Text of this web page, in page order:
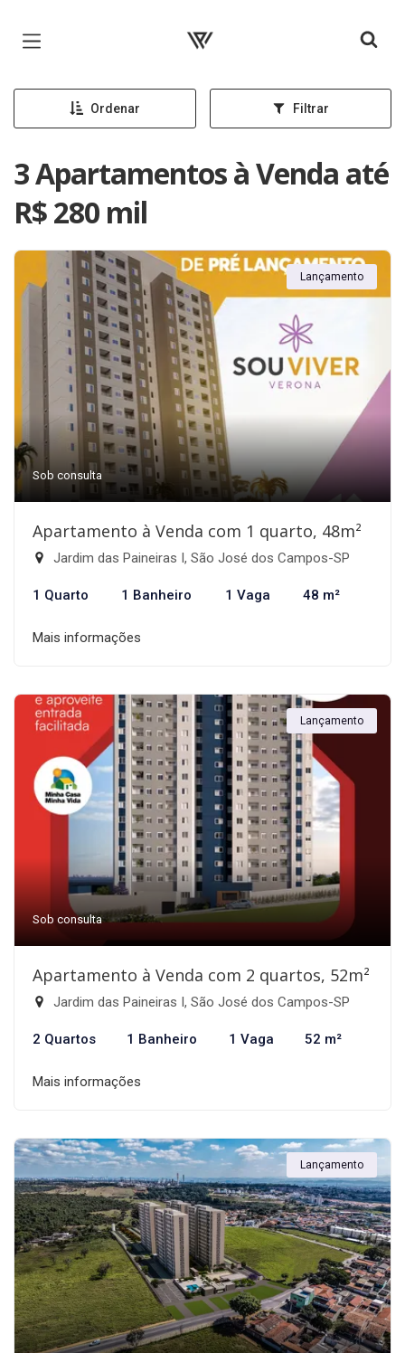
Página inicial
Ordenar Filtrar
3 Apartamentos à Venda até
R$ 280 mil
Lançamento
Sob consulta
Apartamento à Venda com 1 quarto, 48m²
Jardim das Paineiras I, São José dos Campos-SP
1 Quarto 1 Banheiro 1 Vaga 48 m²
Mais informações
Lançamento
Sob consulta
Apartamento à Venda com 2 quartos, 52m²
Jardim das Paineiras I, São José dos Campos-SP
2 Quartos 1 Banheiro 1 Vaga 52 m²
Mais informações
Lançamento